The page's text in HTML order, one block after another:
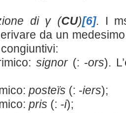
di γ (CU)[6]. I
da un
signor(: -ors).
posteïs (: -iers);
pris (: -i);